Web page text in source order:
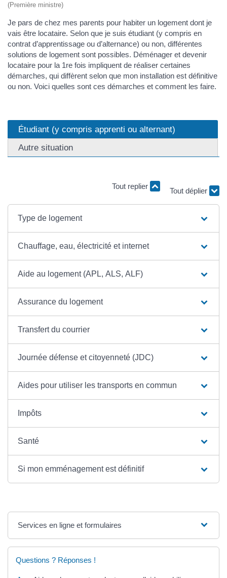
(Première ministre)
Je pars de chez mes parents pour habiter un logement dont je
vais être locataire. Selon que je suis étudiant (y compris en
contrat d’apprentissage ou d’alternance) ou non, différentes
solutions de logement sont possibles. Déménager et devenir
locataire pour la 1re fois impliquent de réaliser certaines
démarches, qui diffèrent selon que mon installation est définitive
ou non. Voici quelles sont ces démarches et comment les faire.
Étudiant (y compris apprenti ou alternant)
Autre situation
Tout replier
Type de logement
Chauffage, eau, électricité et internet
Aide au logement (APL, ALS, ALF)
Assurance du logement
Transfert du courrier
Journée défense et citoyenneté (JDC)
Aides pour utiliser les transports en commun
Impôts
Santé
Si mon emménagement est définitif
Services en ligne et formulaires
Questions ? Réponses !